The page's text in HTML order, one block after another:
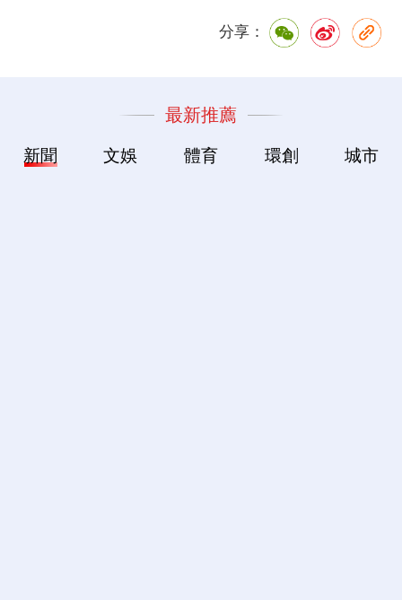
分享：
最新推薦
新聞 文娛 體育 環創 城市